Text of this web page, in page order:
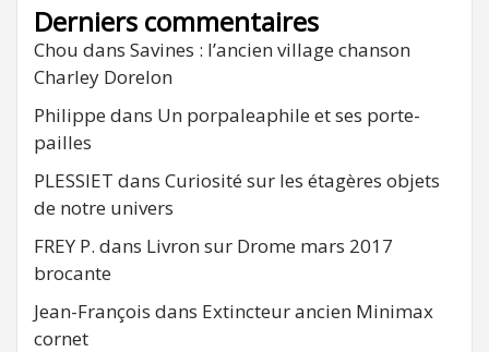
Derniers commentaires
Chou dans Savines : l’ancien village chanson
Charley Dorelon
Philippe dans Un porpaleaphile et ses porte-
pailles
PLESSIET dans Curiosité sur les étagères objets
de notre univers
FREY P. dans Livron sur Drome mars 2017
brocante
Jean-François dans Extincteur ancien Minimax
cornet